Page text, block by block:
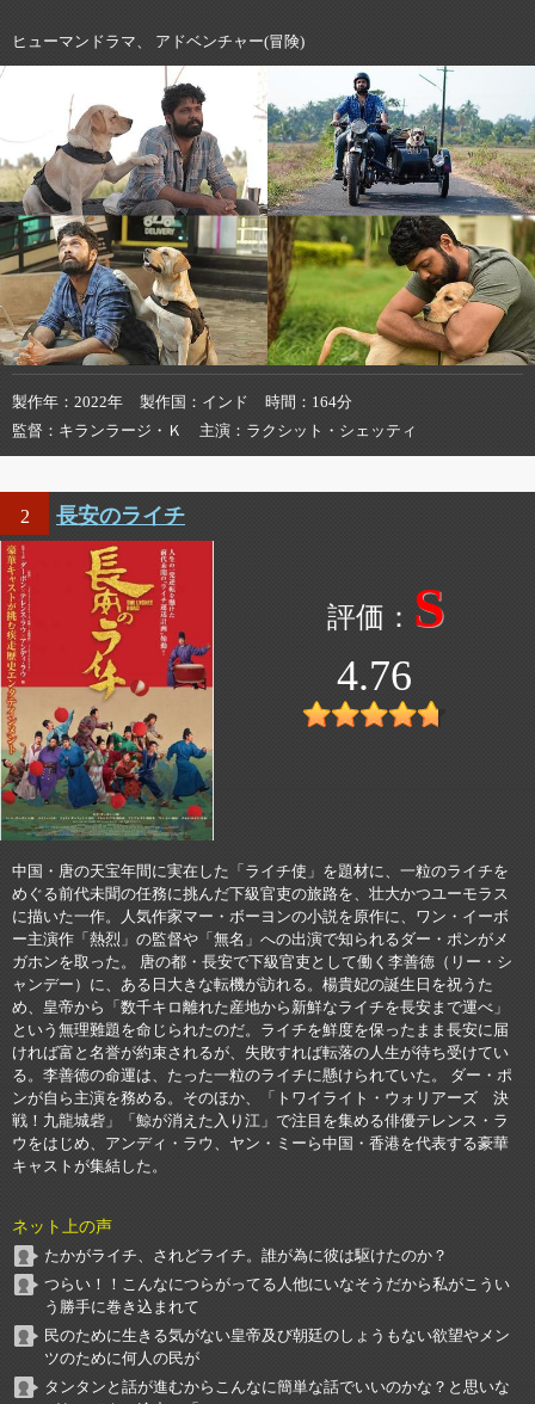
ヒューマンドラマ、 アドベンチャー(冒険)
製作年 2022年 製作国 インド 時間
164分
監督
キランラージ・Ｋ 主演 ラクシット・シェッティ
2 長安のライチ
S
4.76
中国・唐の天宝年間に実在した「ライチ使」を題材に、一粒のライチを
めぐる前代未聞の任務に挑んだ下級官吏の旅路を、壮大かつユーモラス
に描いた一作。人気作家マー・ボーヨンの小説を原作に、ワン・イーボ
ー主演作「熱烈」の監督や「無名」への出演で知られるダー・ポンがメ
ガホンを取った。 唐の都・長安で下級官吏として働く李善徳（リー・シ
ャンデー）に、ある日大きな転機が訪れる。楊貴妃の誕生日を祝うた
め、皇帝から「数千キロ離れた産地から新鮮なライチを長安まで運べ」
という無理難題を命じられたのだ。ライチを鮮度を保ったまま長安に届
ければ富と名誉が約束されるが、失敗すれば転落の人生が待ち受けてい
る。李善徳の命運は、たった一粒のライチに懸けられていた。 ダー・ポ
ンが自ら主演を務める。そのほか、「トワイライト・ウォリアーズ 決
戦！九龍城砦」「鯨が消えた入り江」で注目を集める俳優テレンス・ラ
ウをはじめ、アンディ・ラウ、ヤン・ミーら中国・香港を代表する豪華
キャストが集結した。
ネット上の声
たかがライチ、されどライチ。誰が為に彼は駆けたのか？
つらい！！こんなにつらがってる人他にいなそうだから私がこうい
う勝手に巻き込まれて
民のために生きる気がない皇帝及び朝廷のしょうもない欲望やメン
ツのために何人の民が
タンタンと話が進むからこんなに簡単な話でいいのかな？と思いな